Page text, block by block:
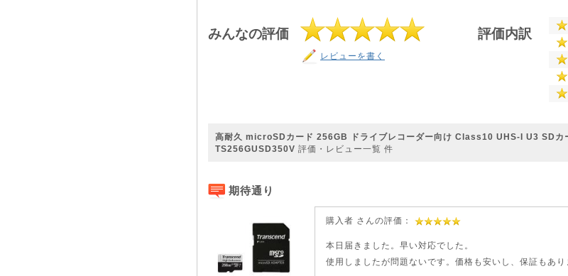
みんなの評価
レビューを書く
評価内訳
高耐久 microSDカード 256GB ドライブレコーダー向け Class10 UHS-I U3 SDカ
TS256GUSD350V 評価・レビュー一覧 件
期待通り
購入者 さんの評価：
本日届きました。早い対応でした。
使用しましたが問題ないです。価格も安いし、保証もあり